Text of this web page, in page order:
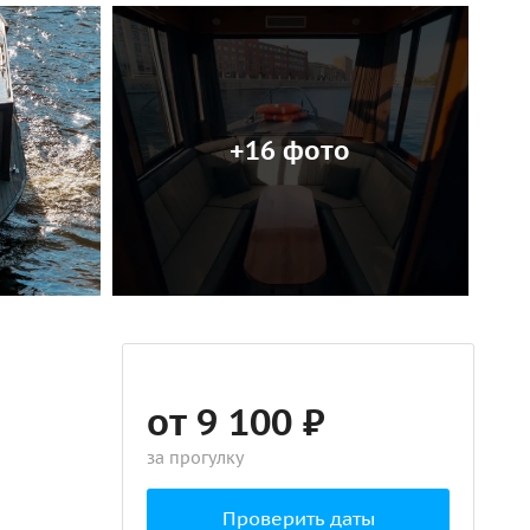
+16 фото
от 9 100 ₽
за прогулку
Проверить даты